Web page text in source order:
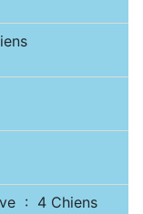
: 4 Chiens